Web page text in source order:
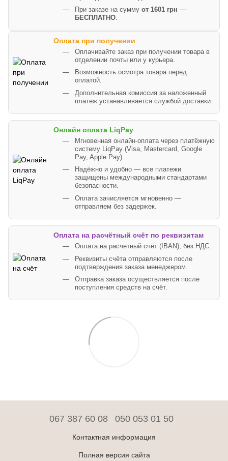
При заказе на сумму от 1601 грн —
БЕСПЛАТНО.
Оплата при получении
Оплачивайте заказ при получении товара в
отделении почты или у курьера.
Возможность осмотра товара перед
оплатой.
Дополнительная комиссия за наложенный
платеж устанавливается службой доставки.
Онлайн оплата LiqPay
Мгновенная онлайн-оплата через платёжную
систему LiqPay (Visa, Mastercard, Google
Pay, Apple Pay).
Надёжно и удобно — все платежи
защищены международными стандартами
безопасности.
Оплата зачисляется мгновенно —
отправляем без задержек.
Оплата на расчётный счёт по реквизитам
Оплата на расчетный счёт (IBAN), без НДС.
Реквизиты счёта отправляются после
подтверждения заказа менеджером.
Отправка заказа осуществляется после
поступления средств на счёт.
067 387 60 08 050 053 01 50
Контактная информация
Полная версия сайта